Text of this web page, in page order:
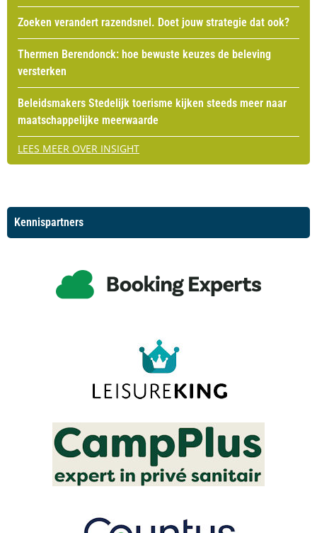
Zoeken verandert razendsnel. Doet jouw strategie dat ook?
Thermen Berendonck: hoe bewuste keuzes de beleving
versterken
Beleidsmakers Stedelijk toerisme kijken steeds meer naar
maatschappelijke meerwaarde
LEES MEER OVER INSIGHT
Kennispartners